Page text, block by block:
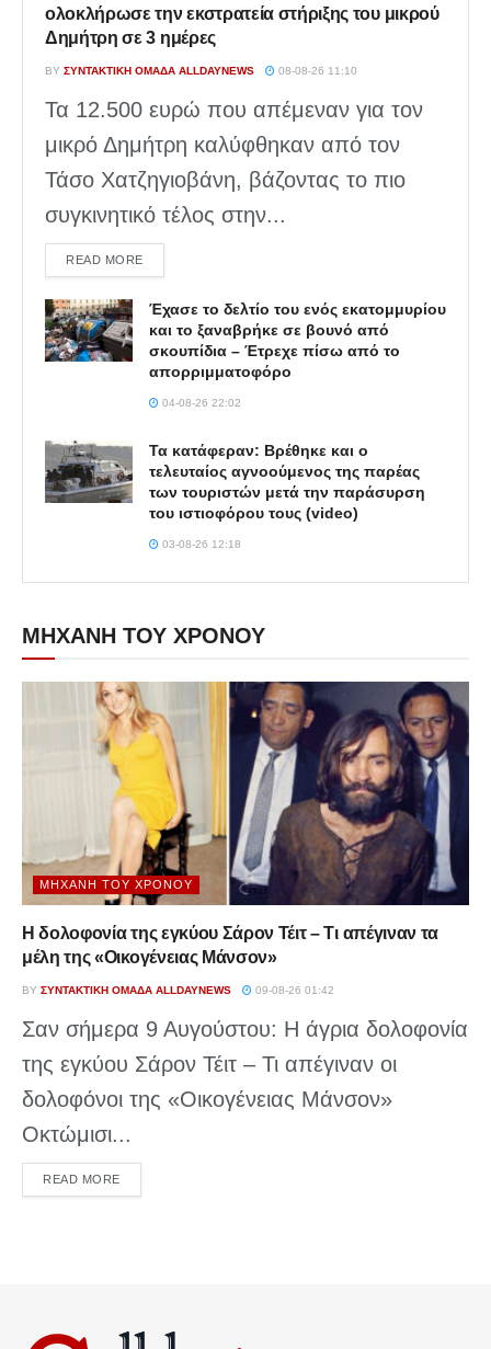
ολοκλήρωσε την εκστρατεία στήριξης του μικρού
Δημήτρη σε 3 ημέρες
BY ΣΥΝΤΑΚΤΙΚΉ ΟΜΆΔΑ ALLDAYNEWS 08-08-26 11:10
Τα 12.500 ευρώ που απέμεναν για τον
μικρό Δημήτρη καλύφθηκαν από τον
Τάσο Χατζηγιοβάνη, βάζοντας το πιο
συγκινητικό τέλος στην...
READ MOREDETAILS
Έχασε το δελτίο του ενός εκατομμυρίου
και το ξαναβρήκε σε βουνό από
σκουπίδια – Έτρεχε πίσω από το
απορριμματοφόρο
04-08-26 22:02
Τα κατάφεραν: Βρέθηκε και ο
τελευταίος αγνοούμενος της παρέας
των τουριστών μετά την παράσυρση
του ιστιοφόρου τους (video)
03-08-26 12:18
ΜΗΧΑΝΗ ΤΟΥ ΧΡΟΝΟΥ
ΜΗΧΑΝΉ ΤΟΥ ΧΡΌΝΟΥ
Η δολοφονία της εγκύου Σάρον Τέιτ – Τι απέγιναν τα
μέλη της «Οικογένειας Μάνσον»
BY ΣΥΝΤΑΚΤΙΚΉ ΟΜΆΔΑ ALLDAYNEWS 09-08-26 01:42
Σαν σήμερα 9 Αυγούστου: Η άγρια δολοφονία
της εγκύου Σάρον Τέιτ – Τι απέγιναν οι
δολοφόνοι της «Οικογένειας Μάνσον»
Οκτώμισι...
READ MOREDETAILS